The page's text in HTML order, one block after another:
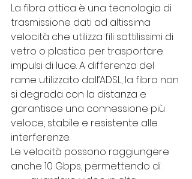
La fibra ottica è una tecnologia di
trasmissione dati ad altissima
velocità che utilizza fili sottilissimi di
vetro o plastica per trasportare
impulsi di luce. A differenza del
rame utilizzato dall’ADSL, la fibra non
si degrada con la distanza e
garantisce una connessione più
veloce, stabile e resistente alle
interferenze.
Le velocità possono raggiungere
anche 10 Gbps, permettendo di: